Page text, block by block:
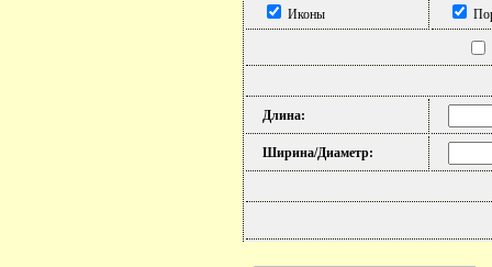
Иконы
Длина:
Ширина/Диаметр: